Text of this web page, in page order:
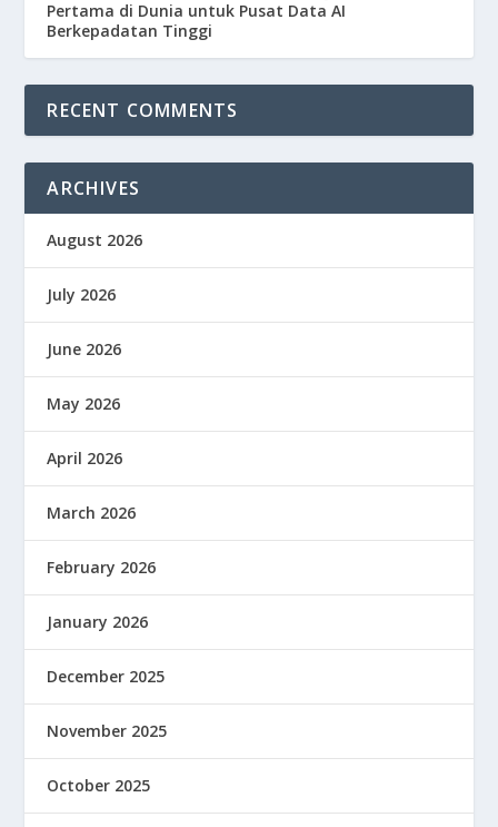
Pertama di Dunia untuk Pusat Data AI
Berkepadatan Tinggi
RECENT COMMENTS
ARCHIVES
August 2026
July 2026
June 2026
May 2026
April 2026
March 2026
February 2026
January 2026
December 2025
November 2025
October 2025